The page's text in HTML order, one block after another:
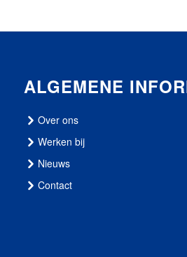
ALGEMENE
Over ons
Werken bij
Nieuws
Contact